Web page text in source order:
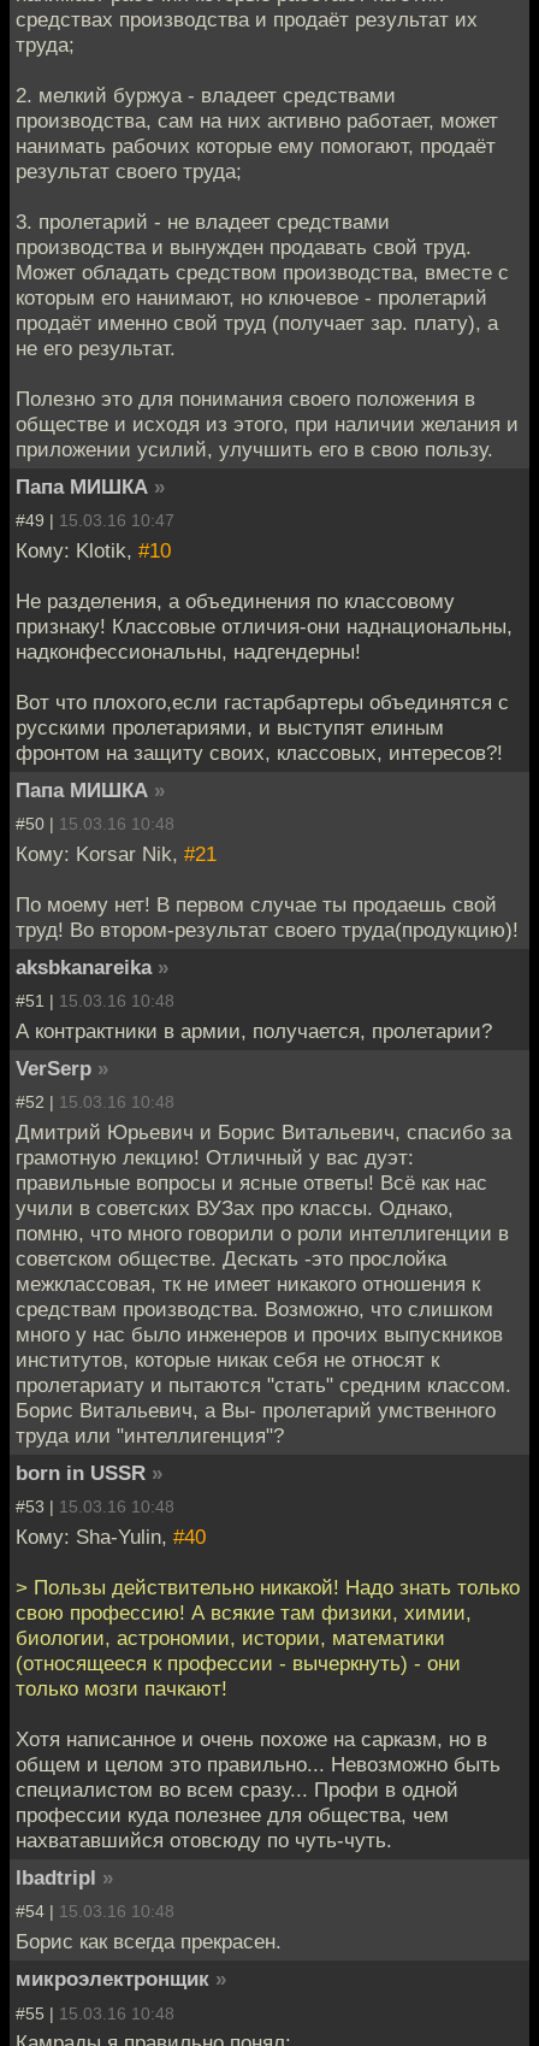
средствах производства и продаёт результат их
труда;
2. мелкий буржуа - владеет средствами
производства, сам на них активно работает, может
нанимать рабочих которые ему помогают, продаёт
результат своего труда;
3. пролетарий - не владеет средствами
производства и вынужден продавать свой труд.
Может обладать средством производства, вместе с
которым его нанимают, но ключевое - пролетарий
продаёт именно свой труд (получает зар. плату), а
не его результат.
Полезно это для понимания своего положения в
обществе и исходя из этого, при наличии желания и
приложении усилий, улучшить его в свою пользу.
Папа МИШКА »
#49 | 15.03.16 10:47
Кому: Klotik, #10
Не разделения, а объединения по классовому
признаку! Классовые отличия-они наднациональны,
надконфессиональны, надгендерны!
Вот что плохого,если гастарбартеры объединятся с
русскими пролетариями, и выступят елиным
фронтом на защиту своих, классовых, интересов?!
Папа МИШКА »
#50 | 15.03.16 10:48
Кому: Korsar Nik, #21
По моему нет! В первом случае ты продаешь свой
труд! Во втором-результат своего труда(продукцию)!
aksbkanareika »
#51 | 15.03.16 10:48
А контрактники в армии, получается, пролетарии?
VerSerp »
#52 | 15.03.16 10:48
Дмитрий Юрьевич и Борис Витальевич, спасибо за
грамотную лекцию! Отличный у вас дуэт:
правильные вопросы и ясные ответы! Всё как нас
учили в советских ВУЗах про классы. Однако,
помню, что много говорили о роли интеллигенции в
советском обществе. Дескать -это прослойка
межклассовая, тк не имеет никакого отношения к
средствам производства. Возможно, что слишком
много у нас было инженеров и прочих выпускников
институтов, которые никак себя не относят к
пролетариату и пытаются "стать" средним классом.
Борис Витальевич, а Вы- пролетарий умственного
труда или "интеллигенция"?
bоrn in USSR »
#53 | 15.03.16 10:48
Кому: Sha-Yulin, #40
> Пользы действительно никакой! Надо знать только
свою профессию! А всякие там физики, химии,
биологии, астрономии, истории, математики
(относящееся к профессии - вычеркнуть) - они
только мозги пачкают!
Хотя написанное и очень похоже на сарказм, но в
общем и целом это правильно... Невозможно быть
специалистом во всем сразу... Профи в одной
профессии куда полезнее для общества, чем
нахватавшийся отовсюду по чуть-чуть.
lbadtripl »
#54 | 15.03.16 10:48
Борис как всегда прекрасен.
микроэлектронщик »
#55 | 15.03.16 10:48